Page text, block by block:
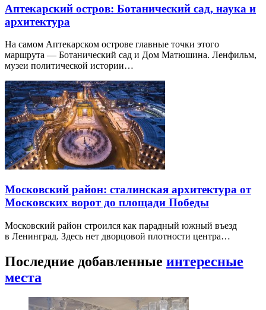
Аптекарский остров: Ботанический сад, наука и
архитектура
На самом Аптекарском острове главные точки этого
маршрута — Ботанический сад и Дом Матюшина. Ленфильм,
музеи политической истории…
Московский район: сталинская архитектура от
Московских ворот до площади Победы
Московский район строился как парадный южный въезд
в Ленинград. Здесь нет дворцовой плотности центра…
Последние добавленные интересные
места